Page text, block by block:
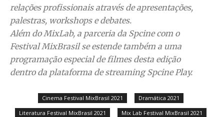
relações profissionais através de apresentações,
palestras, workshops e debates.
Além do MixLab, a parceria da Spcine com o
Festival MixBrasil se estende também a uma
programação especial de filmes desta edição
dentro da plataforma de streaming Spcine Play.
Cinema Festival MixBrasil 2021
Dramática 2021
Literatura Festival MixBrasil 2021
Mix Lab Festival MixBrasil 2021